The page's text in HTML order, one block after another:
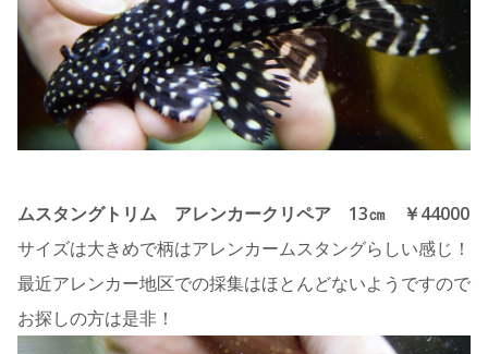
ムスタングトリム アレンカークリペア 13㎝ ￥44000
サイズは大きめで柄はアレンカームスタングらしい感じ！
最近アレンカー地区での採集はほとんどないようですので
お探しの方は是非！